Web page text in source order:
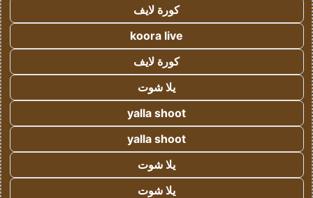
كورة لايف
koora live
كورة لايف
يلا شوت
yalla shoot
yalla shoot
يلا شوت
يلا شوت